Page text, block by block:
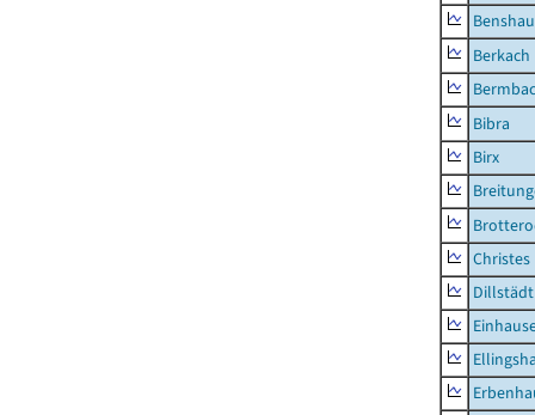
Berkach
Bibra
Birx
Christes
Dillstädt